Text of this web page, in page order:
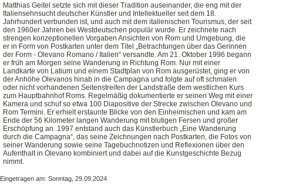
Matthias Geitel setzte sich mit dieser Tradition auseinander, die eng mit der
Italiensehnsucht deutscher Künstler und Intellektueller seit dem 18.
Jahrhundert verbunden ist, und auch mit dem italienischen Tourismus, der seit
den 1960er Jahren bei Westdeutschen populär wurde. Er zeichnete nach
strengen konzeptionellen Vorgaben Ansichten von Rom und Umgebung, die
er in Form von Postkarten unter dem Titel „Betrachtungen über das Gerinnen
der Form - Olevano Romano / Italien“ versandte. Am 21. Oktober 1996 begann
er früh am Morgen seine Wanderung in Richtung Rom. Nur mit einer
Landkarte von Latium und einem Stadtplan von Rom ausgerüstet, ging er von
der Anhöhe Olevanos hinab in die Campagna und folgte auf oft schmalen
oder nicht vorhandenen Seitenstreifen der Landstraße dem westlichen Kurs
zum Hauptbahnhof Roms. Regelmäßig dokumentierte er seinen Weg mit einer
Kamera und schuf so etwa 100 Diapositive der Strecke zwischen Olevano und
Rom Termini. Er erhielt erstaunte Blicke von den Einheimischen und kam am
Ende der 56 Kilometer langen Wanderung mit blutigen Fersen und großer
Erschöpfung an. 1997 entstand auch das Künstlerbuch „Eine Wanderung
durch die Campagna“, das seine Zeichnungen nach Postkarten, die Fotos von
seiner Wanderung sowie seine Tagebuchnotizen und Reflexionen über den
Aufenthalt in Olevano kombiniert und dabei auf die Kunstgeschichte Bezug
nimmt.
Eingetragen am: Sonntag, 29.09.2024